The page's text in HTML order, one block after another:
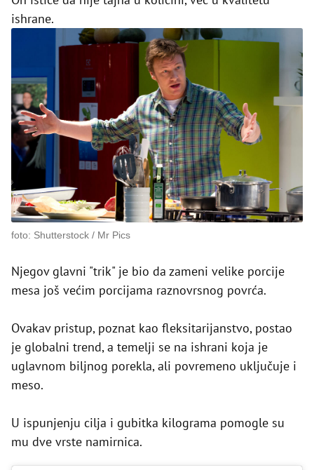
ishrane.
foto: Shutterstock / Mr Pics
Njegov glavni "trik" je bio da zameni velike porcije
mesa još većim porcijama raznovrsnog povrća.
Ovakav pristup, poznat kao fleksitarijanstvo, postao
je globalni trend, a temelji se na ishrani koja je
uglavnom biljnog porekla, ali povremeno uključuje i
meso.
U ispunjenju cilja i gubitka kilograma pomogle su
mu dve vrste namirnica.